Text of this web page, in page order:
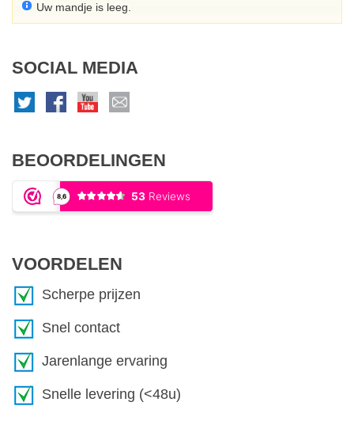
Uw mandje is leeg.
SOCIAL MEDIA
BEOORDELINGEN
VOORDELEN
Scherpe prijzen
Snel contact
Jarenlange ervaring
Snelle levering (<48u)